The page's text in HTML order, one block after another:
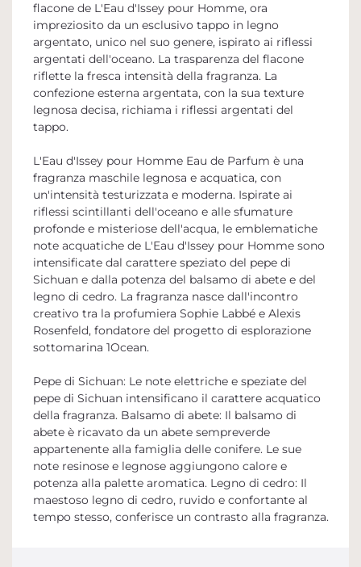
flacone de L'Eau d'Issey pour Homme, ora
impreziosito da un esclusivo tappo in legno
argentato, unico nel suo genere, ispirato ai riflessi
argentati dell'oceano. La trasparenza del flacone
riflette la fresca intensità della fragranza. La
confezione esterna argentata, con la sua texture
legnosa decisa, richiama i riflessi argentati del
tappo.
L'Eau d'Issey pour Homme Eau de Parfum è una
fragranza maschile legnosa e acquatica, con
un'intensità testurizzata e moderna. Ispirate ai
riflessi scintillanti dell'oceano e alle sfumature
profonde e misteriose dell'acqua, le emblematiche
note acquatiche de L'Eau d'Issey pour Homme sono
intensificate dal carattere speziato del pepe di
Sichuan e dalla potenza del balsamo di abete e del
legno di cedro. La fragranza nasce dall'incontro
creativo tra la profumiera Sophie Labbé e Alexis
Rosenfeld, fondatore del progetto di esplorazione
sottomarina 1Ocean.
Pepe di Sichuan: Le note elettriche e speziate del
pepe di Sichuan intensificano il carattere acquatico
della fragranza. Balsamo di abete: Il balsamo di
abete è ricavato da un abete sempreverde
appartenente alla famiglia delle conifere. Le sue
note resinose e legnose aggiungono calore e
potenza alla palette aromatica. Legno di cedro: Il
maestoso legno di cedro, ruvido e confortante al
tempo stesso, conferisce un contrasto alla fragranza.